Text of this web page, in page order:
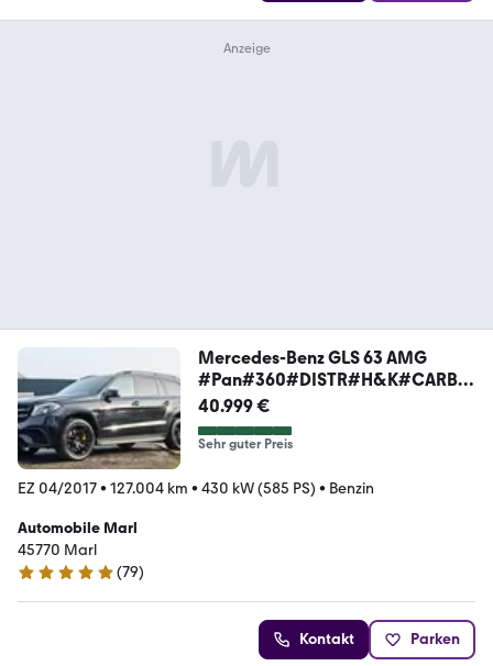
Mercedes-Benz GLS 63 AMG
#Pan#360#DISTR#H&K#CARBO
N#Distr#4SHZ
40.999 €
Sehr guter Preis
EZ 04/2017• 127.004 km • 430 kW (585 PS) • Benzin
Automobile Marl
45770 ­­­Marl
5 Sterne
(79)
Kontakt Parken